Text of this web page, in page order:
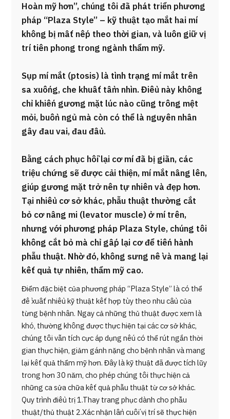
Hoàn mỹ hơn”, chúng tôi đã phát triển phương
pháp “Plaza Style” – kỹ thuật tạo mắt hai mí
không bị mất nếp theo thời gian, và luôn giữ vị
trí tiên phong trong ngành thẩm mỹ.
Sụp mí mắt (ptosis) là tình trạng mí mắt trên
sa xuống, che khuất tầm nhìn. Điều này không
chỉ khiến gương mặt lúc nào cũng trông mệt
mỏi, buồn ngủ mà còn có thể là nguyên nhân
gây đau vai, đau đầu.
Bằng cách phục hồi lại cơ mí đã bị giãn, các
triệu chứng sẽ được cải thiện, mí mắt nâng lên,
giúp gương mặt trở nên tự nhiên và đẹp hơn.
Tại nhiều cơ sở khác, phẫu thuật thường cắt
bỏ cơ nâng mi (levator muscle) ở mí trên,
nhưng với phương pháp Plaza Style, chúng tôi
không cắt bỏ mà chỉ gấp lại cơ để tiến hành
phẫu thuật. Nhờ đó, không sưng nề và mang lại
kết quả tự nhiên, thẩm mỹ cao.
Điểm đặc biệt của phương pháp “Plaza Style” là có thể
đề xuất nhiều kỹ thuật kết hợp tùy theo nhu cầu của
từng bệnh nhân. Ngay cả những thủ thuật được xem là
khó, thường không được thực hiện tại các cơ sở khác,
chúng tôi vẫn tích cực áp dụng nếu có thể rút ngắn thời
gian thực hiện, giảm gánh nặng cho bệnh nhân và mang
lại kết quả thẩm mỹ hơn. Đây là kỹ thuật đã được tích lũy
trong hơn 30 năm, cho phép chúng tôi thực hiện cả
những ca sửa chữa kết quả phẫu thuật từ cơ sở khác.
Quy trình điều trị 1.Thay trang phục dành cho phẫu
thuật/thủ thuật 2.Xác nhận lần cuối vị trí sẽ thực hiện